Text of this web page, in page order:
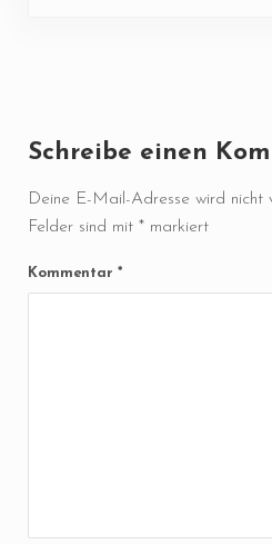
Schreibe einen
Deine E-Mail-Adresse wird nicht
Felder sind mit *markiert
Kommentar *